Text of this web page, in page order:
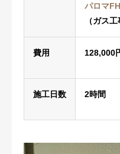
パロマ
（ガス
費用 128,000
施工日数 2時間